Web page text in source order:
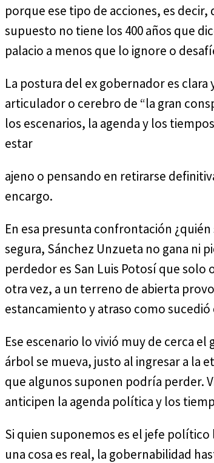
porque ese tipo de acciones, es
supuesto no tiene los 400 años que
palacio a menos que lo ignore o
La postura del ex gobernador es clara
articulador o cerebro de “la gran
los escenarios, la agenda y los
estar
ajeno o pensando en retirarse
encargo.
En esa presunta confrontación
segura, Sánchez Unzueta no gana ni
perdedor es San Luis Potosí que
otra vez, a un terreno de abierta
estancamiento y atraso como sucedió
Ese escenario lo vivió muy de cerca
árbol se mueva, justo al ingresar a la
que algunos suponen podría perder.
anticipen la agenda política y los
Si quien suponemos es el jefe
una cosa es real, la gobernabilidad